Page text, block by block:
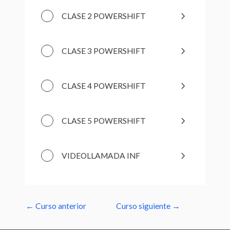
CLASE 2 POWERSHIFT
CLASE 3 POWERSHIFT
CLASE 4 POWERSHIFT
CLASE 5 POWERSHIFT
VIDEOLLAMADA INF
← Curso anterior Curso siguiente →